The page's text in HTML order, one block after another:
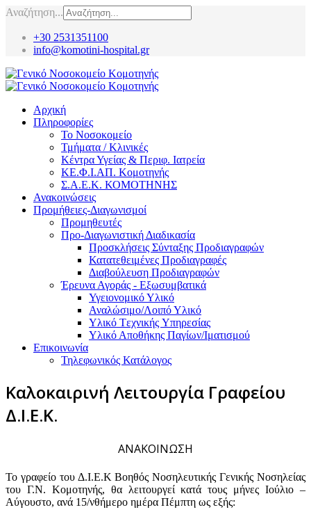
Αναζήτηση...
+30 2531351100
info@komotini-hospital.gr
Αρχική
Πληροφορίες
Το Νοσοκομείο
Τμήματα / Κλινικές
Κέντρα Υγείας & Περιφ. Ιατρεία
ΚΕ.Φ.Ι.ΑΠ. Κομοτηνής
Σ.Α.Ε.Κ. ΚΟΜΟΤΗΝΗΣ
Ανακοινώσεις
Προμήθειες-Διαγωνισμοί
Προμηθευτές
Προ-Διαγωνιστική Διαδικασία
Προσκλήσεις Σύνταξης Προδιαγραφών
Κατατεθειμένες Προδιαγραφές
Διαβούλευση Προδιαγραφών
Έρευνα Αγοράς - Εξωσυμβατικά
Υγειονομικό Υλικό
Αναλώσιμο/Λοιπό Υλικό
Υλικό Tεχνικής Yπηρεσίας
Υλικό Αποθήκης Παγίων/Ιματισμού
Επικοινωνία
Τηλεφωνικός Κατάλογος
Καλοκαιρινή Λειτουργία Γραφείου
Δ.Ι.Ε.Κ.
ΑΝΑΚΟΙΝΩΣΗ
Το γραφείο του Δ.Ι.Ε.Κ Βοηθός Νοσηλευτικής Γενικής Νοσηλείας
του Γ.Ν. Κομοτηνής, θα λειτουργεί κατά τους μήνες Ιούλιο –
Αύγουστο, ανά 15/νθήμερο ημέρα Πέμπτη ως εξής: